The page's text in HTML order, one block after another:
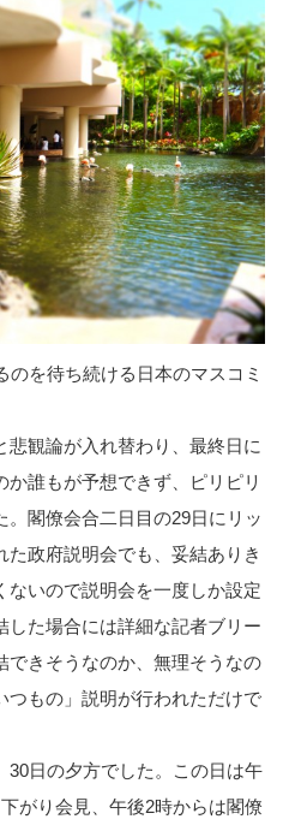
のを待ち続ける日本のマスコミ
観論が入れ替わり、最終日に
誰もが予想できず、ピリピリ
。閣僚会合二日目の29日にリッ
政府説明会でも、妥結ありき
ないので説明会を一度しか設定
した場合には詳細な記者ブリー
できそうなのか、無理そうなの
つもの」説明が行われただけで
日の夕方でした。この日は午
がり会見、午後2時からは閣僚